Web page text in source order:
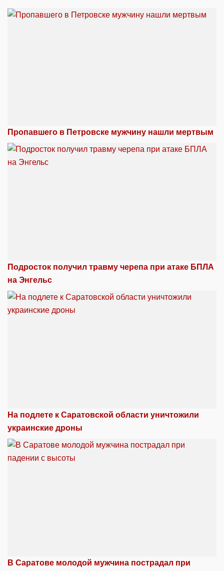
Пропавшего в Петровске мужчину нашли мертвым
Подросток получил травму черепа при атаке БПЛА
на Энгельс
На подлете к Саратовской области уничтожили
украинские дроны
В Саратове молодой мужчина пострадал при